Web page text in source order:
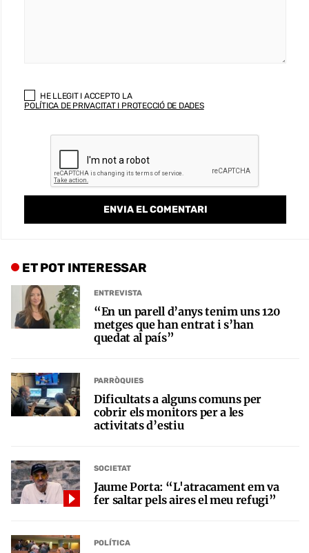
HE LLEGIT I ACCEPTO LA
POLÍTICA DE PRIVACITAT I PROTECCIÓ DE DADES
ET POT INTERESSAR
ENTREVISTA
“En un parell d’anys tenim uns 120
metges que han entrat i s’han
quedat al país”
PARRÒQUIES
Dificultats a alguns comuns per
cobrir els monitors per a les
activitats d’estiu
SOCIETAT
Jaume Porta: “L'atracament em va
fer saltar pels aires el meu refugi”
POLÍTICA